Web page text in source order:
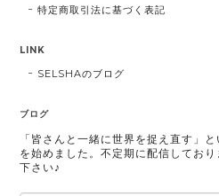
特定商取引法に基づく表記
LINK
SELSHAのブログ
ブログ
「皆さんと一緒に世界を捉え直す」
を始めました。不定期に配信してお
下さい♪